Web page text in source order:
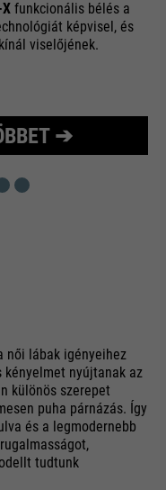
funkcionális bélés a
képvisel, és
viselőjének.
➔
női lábak igényeihez
nyújtanak az
különös szerepet
puha párnázás. Így
és a legmodernebb
tudtunk